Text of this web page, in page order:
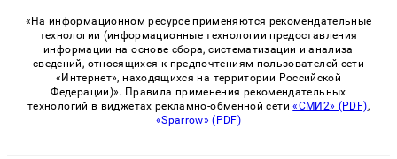
«На информационном ресурсе применяются рекомендательные
технологии (информационные технологии предоставления
информации на основе сбора, систематизации и анализа
сведений, относящихся к предпочтениям пользователей сети
«Интернет», находящихся на территории Российской
Федерации)». Правила применения рекомендательных
технологий в виджетах рекламно-обменной сети«СМИ2» (PDF),
«Sparrow» (PDF)